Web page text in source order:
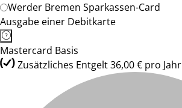
Werder Bremen Sparkassen-Card
Ausgabe einer Debitkarte
Mastercard Basis
Zusätzliches Entgelt 36,00 € pro Jahr